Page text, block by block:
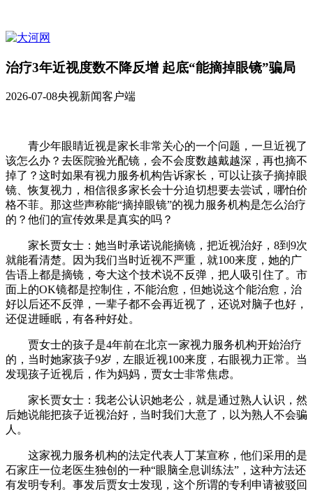
治疗3年近视度数不降反增 起底“能摘掉眼镜”骗局
2026-07-08央视新闻客户端
青少年眼睛近视是家长非常关心的一个问题，一旦近视了
该怎么办？去医院验光配镜，会不会度数越戴越深，再也摘不
掉了？这时如果有视力服务机构告诉家长，可以让孩子摘掉眼
镜、恢复视力，相信很多家长会十分迫切想要去尝试，哪怕价
格不菲。那这些声称能“摘掉眼镜”的视力服务机构是怎么治疗
的？他们的宣传效果是真实的吗？
家长贾女士：她当时承诺说能摘镜，把近视治好，8到9次
就能看清楚。因为我们当时近视不严重，就100来度，她的广
告语上都是摘镜，夸大这个技术说不反弹，把人吸引住了。市
面上的OK镜都是控制住，不能治愈，但她说这个能治愈，治
好以后还不反弹，一辈子都不会再近视了，还说对脑子也好，
还促进睡眠，有各种好处。
贾女士的孩子是4年前在北京一家视力服务机构开始治疗
的，当时她家孩子9岁，左眼近视100来度，右眼视力正常。当
发现孩子近视后，作为妈妈，贾女士非常焦虑。
家长贾女士：我老公认识她老公，就是通过熟人认识，然
后她说能把孩子近视治好，当时我们大意了，以为熟人不会骗
人。
这家视力服务机构的法定代表人丁某宣称，他们采用的是
石家庄一位老医生独创的一种“眼脑全息训练法”，这种方法还
有发明专利。事发后贾女士发现，这个所谓的专利申请被驳回